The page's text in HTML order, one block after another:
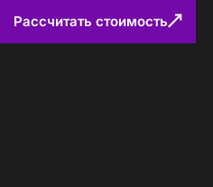
Рассчитать стоимость